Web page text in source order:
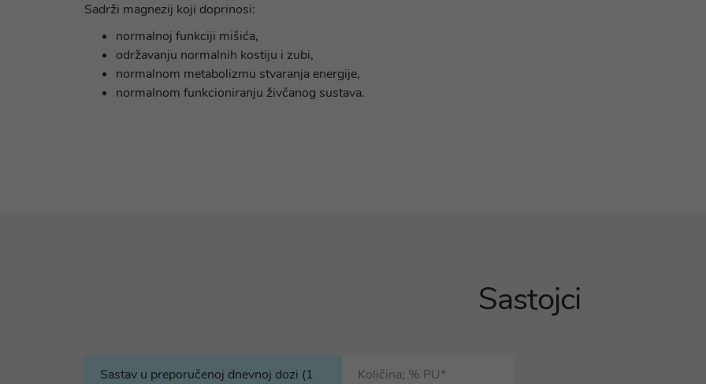
Sadrži magnezij koji doprinosi:
normalnoj funkciji mišića,
održavanju normalnih kostiju i zubi,
normalnom metabolizmu stvaranja energije,
normalnom funkcioniranju živčanog sustava.
Sastojci
Sastav u preporučenoj dnevnoj dozi (1
Količina; % PU*